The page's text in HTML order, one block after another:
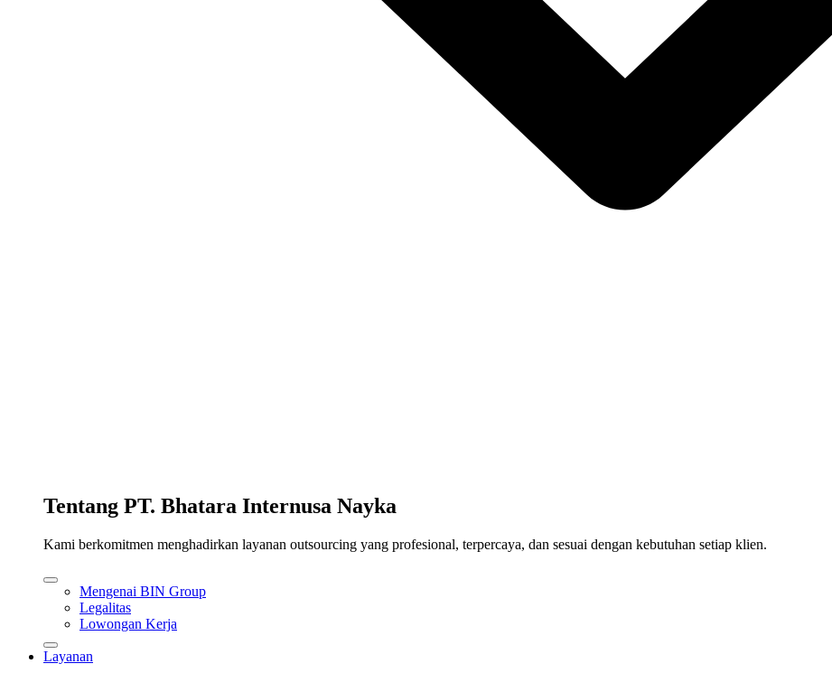
Tentang PT. Bhatara Internusa Nayka
Kami berkomitmen menghadirkan layanan outsourcing yang profesional, terpercaya, dan sesuai dengan kebutuhan setiap klien.
Mengenai BIN Group
Legalitas
Lowongan Kerja
Layanan